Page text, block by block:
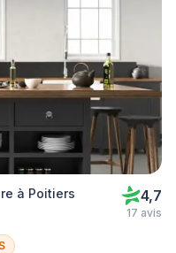
à Poitiers 4,7
17 avis